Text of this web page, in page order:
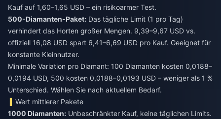
Kauf auf 1,60–1,65 USD – ein risikoarmer Test.
500-Diamanten-Paket: Das tägliche Limit (1 pro Tag)
verhindert das Horten großer Mengen. 9,39–9,67 USD vs.
offiziell 16,08 USD spart 6,41–6,69 USD pro Kauf. Geeignet für
konstante Kleinnutzer.
Minimale Variation pro Diamant: 100 Diamanten kosten 0,0188–
0,0194 USD, 500 kosten 0,0188–0,0193 USD – weniger als 1 %
Unterschied. Wählen Sie nach aktuellem Bedarf.
Wert mittlerer Pakete
1000 Diamanten: Unbeschränkter Kauf, keine täglichen Limits.